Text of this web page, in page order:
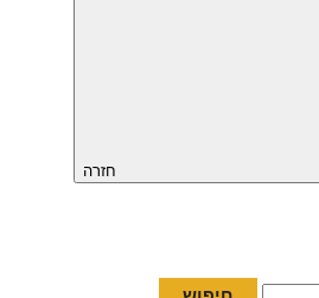
חזרה